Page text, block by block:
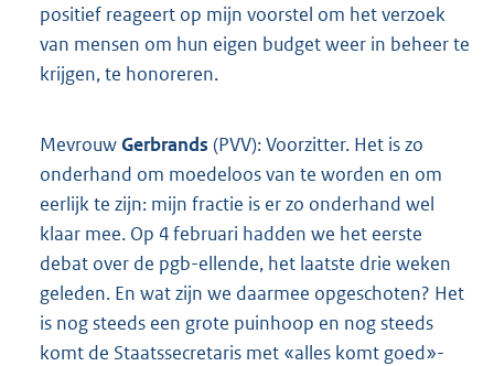
positief reageert op mijn voorstel om het verzoek
van mensen om hun eigen budget weer in beheer te
krijgen, te honoreren.
MevrouwGerbrands (PVV): Voorzitter. Het is zo
onderhand om moedeloos van te worden en om
eerlijk te zijn: mijn fractie is er zo onderhand wel
klaar mee. Op 4 februari hadden we het eerste
debat over de pgb-ellende, het laatste drie weken
geleden. En wat zijn we daarmee opgeschoten? Het
is nog steeds een grote puinhoop en nog steeds
komt de Staatssecretaris met «alles komt goed»-